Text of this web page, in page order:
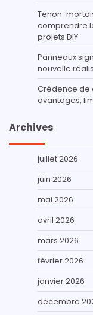
Tenon-
comprendre
projets DIY
Panneaux
nouvelle
Crédence de
avantages,
Archives
juillet 2026
juin 2026
mai 2026
avril 2026
mars 2026
février 2026
janvier 2026
décembre